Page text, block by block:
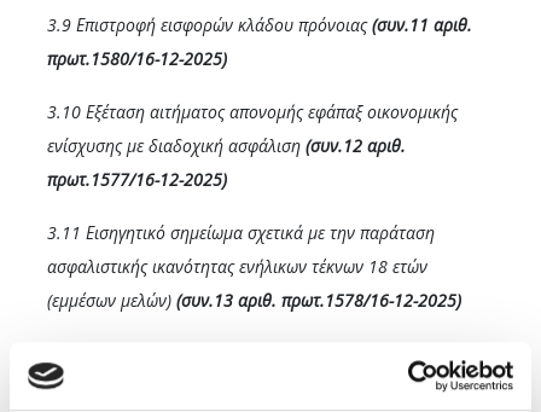
3.9 Επιστροφή εισφορών κλάδου πρόνοιας(συν.11 αριθ.
πρωτ.1580/16-12-2025)
3.10 Εξέταση αιτήματος απονομής εφάπαξ οικονομικής
ενίσχυσης με διαδοχική ασφάλιση (συν.12 αριθ.
πρωτ.1577/16-12-2025)
3.11 Εισηγητικό σημείωμα σχετικά με την παράταση
ασφαλιστικής ικανότητας ενήλικων τέκνων 18 ετών
(εμμέσων μελών) (συν.13 αριθ. πρωτ.1578/16-12-2025)
Πρόεδρος ΤΥΠ και Επιτροπή ΤΥΠ, Υπεύθυνος: Τομεάρχης